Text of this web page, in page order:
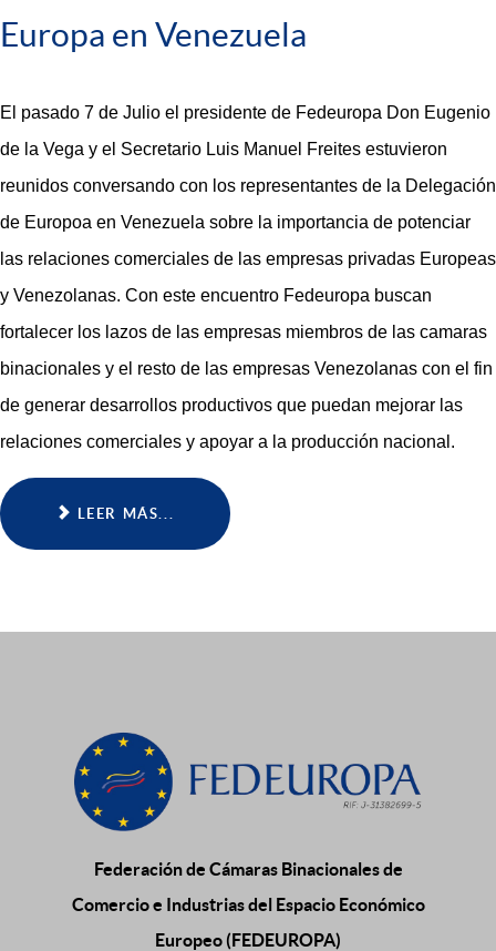
Europa en Venezuela
El pasado 7 de Julio el presidente de Fedeuropa Don Eugenio
de la Vega y el Secretario Luis Manuel Freites estuvieron
reunidos conversando con los representantes de la Delegación
de Europoa en Venezuela sobre la importancia de potenciar
las relaciones comerciales de las empresas privadas Europeas
y Venezolanas. Con este encuentro Fedeuropa buscan
fortalecer los lazos de las empresas miembros de las camaras
binacionales y el resto de las empresas Venezolanas con el fin
de generar desarrollos productivos que puedan mejorar las
relaciones comerciales y apoyar a la producción nacional.
LEER MÁS...
Federación de Cámaras Binacionales de
Comercio e Industrias del Espacio Económico
Europeo (FEDEUROPA)